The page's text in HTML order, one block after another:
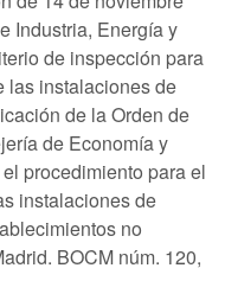
Industria, Energía y
de inspección para
las instalaciones de
de la Orden de
de Economía y
procedimiento para el
instalaciones de
no
BOCM núm. 120,